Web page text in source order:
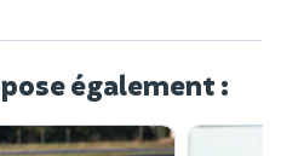
également :